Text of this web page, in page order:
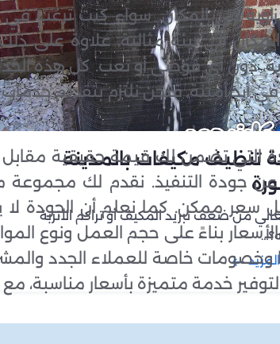
في المكان. سواء كنت ترغب
إلى بيئة مثالية. علاوة على
دون أي فوضى أو تعب. كل هذه
أيدٍ أمينة، فنحن نلتزم بتقديم
التي تضمن لك قيمة حقيقية
عن جودة التنفيذ. نقدم لك
سعر ممكن. كما نعلم أن الجودة
بناءً على حجم العمل ونوع
خاصة للعملاء الجدد
خدمة متميزة بأسعار مناسبة، مع
تنظيف مكيفات بالمدينة
من ضعف تبريد المكيف أو تراكم الأتربة